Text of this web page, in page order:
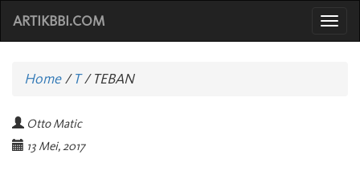
ARTIKBBI.COM
Home/T /TEBAN
Otto Matic
13 Mei, 2017